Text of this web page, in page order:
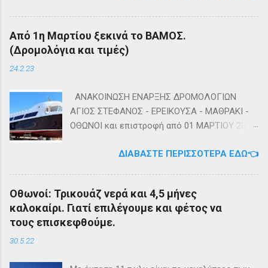
Από 1η Μαρτίου ξεκινά το ΒΑΜΟΣ.
(Δρομολόγια και τιμές)
24.2.23
ΑΝΑΚΟΙΝΩΣΗ ΕΝΑΡΞΗΣ ΔΡΟΜΟΛΟΓΙΩΝ
ΑΓΙΟΣ ΣΤΕΦΑΝΟΣ - ΕΡΕΙΚΟΥΣΑ - ΜΑΘΡΑΚΙ -
ΟΘΩΝΟΙ και επιστροφή από 01 ΜΑΡΤΙΟΥ 2023
της εταιρίας μας, ΕΓ-ΔΡ ΒΑΜΟΣ, αναμένεται
και επιστροφή με 3 δρομολόγια την εβδομάδα
από 01/03/2023 Πηγή: chania-lines.com
ΔΙΑΒΆΣΤΕ ΠΕΡΙΣΣΌΤΕΡΑ ΕΔΏ👈
Οθωνοί: Τρικουάζ νερά και 4,5 μήνες
καλοκαίρι. Γιατί επιλέγουμε και φέτος να
τους επισκεφθούμε.
30.5.22